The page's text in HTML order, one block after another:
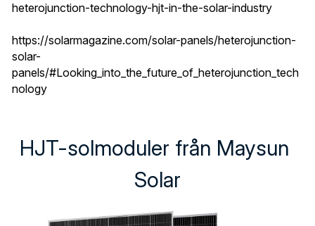
heterojunction-technology-hjt-in-the-solar-industry
https://solarmagazine.com/solar-panels/heterojunction-
solar-
panels/#Looking_into_the_future_of_heterojunction_tech
nology
HJT-solmoduler från Maysun
Solar